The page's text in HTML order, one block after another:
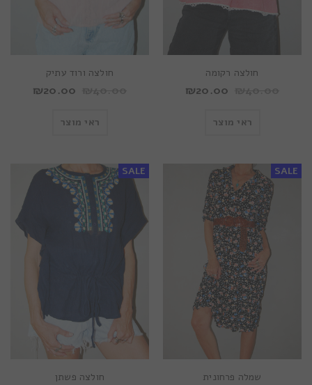
חולצה רקומה
₪20.00
ראי מוצר
חולצה ורוד עתיק
₪20.00
ראי מוצר
SALE
שמלה פרחונית
SALE
חולצה פשתן